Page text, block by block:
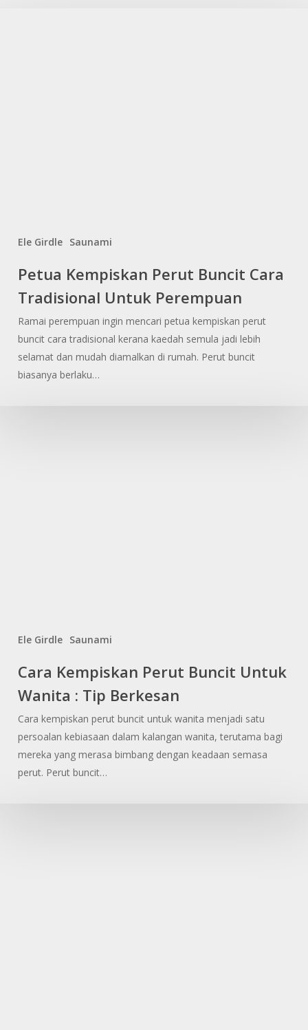
Ele Girdle
Saunami
Petua Kempiskan Perut Buncit Cara
Tradisional Untuk Perempuan
Ramai perempuan ingin mencari petua kempiskan perut
buncit cara tradisional kerana kaedah semula jadi lebih
selamat dan mudah diamalkan di rumah. Perut buncit
biasanya berlaku…
Ele Girdle
Saunami
Cara Kempiskan Perut Buncit Untuk
Wanita : Tip Berkesan
Cara kempiskan perut buncit untuk wanita menjadi satu
persoalan kebiasaan dalam kalangan wanita, terutama bagi
mereka yang merasa bimbang dengan keadaan semasa
perut. Perut buncit…